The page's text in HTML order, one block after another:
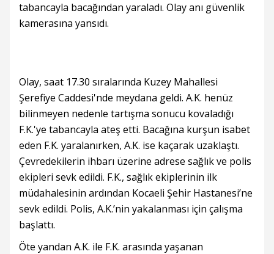
tabancayla bacağından yaraladı. Olay anı güvenlik
kamerasına yansıdı.
Olay, saat 17.30 sıralarında Kuzey Mahallesi
Şerefiye Caddesi'nde meydana geldi. A.K. henüz
bilinmeyen nedenle tartışma sonucu kovaladığı
F.K.'ye tabancayla ateş etti. Bacağına kurşun isabet
eden F.K. yaralanırken, A.K. ise kaçarak uzaklaştı.
Çevredekilerin ihbarı üzerine adrese sağlık ve polis
ekipleri sevk edildi. F.K., sağlık ekiplerinin ilk
müdahalesinin ardından Kocaeli Şehir Hastanesi’ne
sevk edildi. Polis, A.K.’nin yakalanması için çalışma
başlattı.
Öte yandan A.K. ile F.K. arasında yaşanan